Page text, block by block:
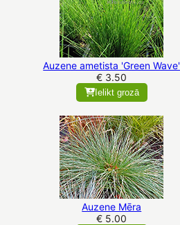
Auzene ametista 'Green Wave'
€ 3.50
Ielikt grozā
Auzene Mēra
€ 5.00